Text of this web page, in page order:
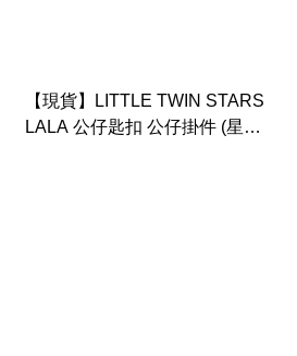
【現貨】LITTLE TWIN STARS
LALA 公仔匙扣 公仔掛件 (星空